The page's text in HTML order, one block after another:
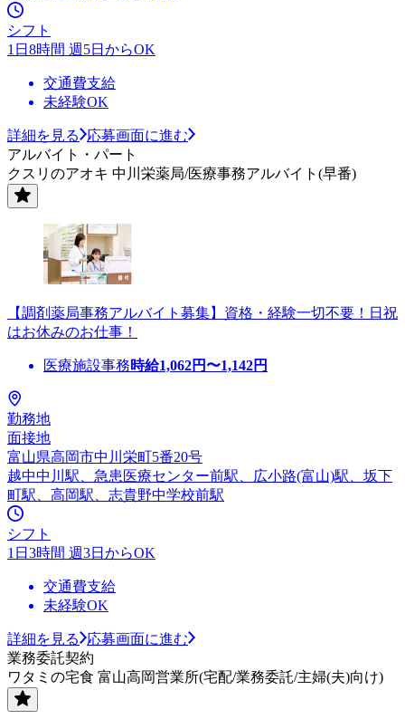
シフト
1日8時間 週5日からOK
交通費支給
未経験OK
詳細を見る
応募画面に進む
アルバイト・パート
クスリのアオキ 中川栄薬局/医療事務アルバイト(早番)
【調剤薬局事務アルバイト募集】資格・経験一切不要！日祝
はお休みのお仕事！
医療施設事務時給1,062円〜1,142円
勤務地
面接地
富山県高岡市中川栄町5番20号
越中中川駅、急患医療センター前駅、広小路(富山)駅、坂下
町駅、高岡駅、志貴野中学校前駅
シフト
1日3時間 週3日からOK
交通費支給
未経験OK
詳細を見る
応募画面に進む
業務委託契約
ワタミの宅食 富山高岡営業所(宅配/業務委託/主婦(夫)向け)